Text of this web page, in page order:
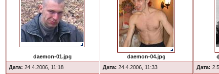
daemon-01.jpg
Дата: 24.4.2006, 11:18
daemon-04.jpg
Дата: 24.4.2006, 11:33
Дата: